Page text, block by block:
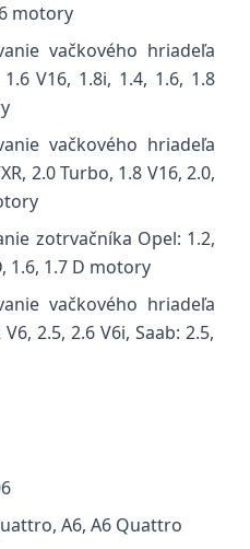
motory
vačkového hriadeľa
V16, 1.8i, 1.4, 1.6, 1.8
vačkového hriadeľa
2.0 Turbo, 1.8 V16, 2.0,
zotrvačníka Opel: 1.2,
1.6, 1.7 D motory
vačkového hriadeľa
2.5, 2.6 V6i, Saab: 2.5,
A6, A6 Quattro